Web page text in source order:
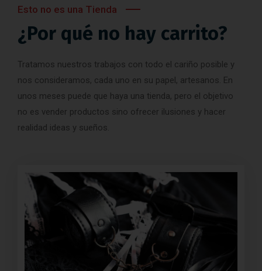
Esto no es una Tienda
¿Por qué no hay carrito?
Tratamos nuestros trabajos con todo el cariño posible y
nos consideramos, cada uno en su papel, artesanos. En
unos meses puede que haya una tienda, pero el objetivo
no es vender productos sino ofrecer ilusiones y hacer
realidad ideas y sueños.